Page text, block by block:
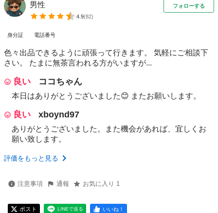
男性
4.9(82)
フォローする
身分証 電話番号
色々出品できるように頑張って行きます。 気軽にご相談下
さい。 たまに無茶言われる方がいますが...
良い ココちゃん
本日はありがとうございました😊 またお願いします。
良い xboynd97
ありがとうございました。また機会があれば、宜しくお
願い致します。
評価をもっと見る
注意事項 通報 お気に入り 1
ポスト LINEで送る いいね！